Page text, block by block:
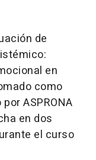
de
en
como
ASPRONA
en dos
el curso